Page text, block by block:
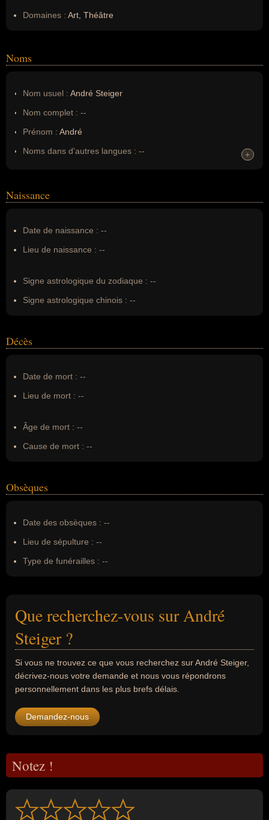
Domaines : Art, Théâtre
Noms
Nom usuel : André Steiger
Nom complet : --
Prénom : André
Noms dans d'autres langues : --
Nom de famille :Steiger
+
+
Naissance
Date de naissance : --
Lieu de naissance : --
Signe astrologique du zodiaque : --
Signe astrologique chinois : --
Décès
Date de mort : --
Lieu de mort : --
Âge de mort : --
Cause de mort : --
Obsèques
Date des obsèques : --
Lieu de sépulture : --
Type de funérailles : --
Que recherchez-vous sur André
Steiger ?
Si vous ne trouvez ce que vous recherchez sur André Steiger,
décrivez-nous votre demande et nous vous répondrons
personnellement dans les plus brefs délais.
Demandez-nous
Notez !